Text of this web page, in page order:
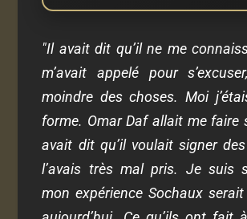
"Il avait dit qu’il ne me
m’avait appelé pour
moindre des choses. Moi
forme. Omar Daf allait me faire
avait dit qu’il voulait signer
l’avais très mal pris. Je suis
mon expérience Sochaux